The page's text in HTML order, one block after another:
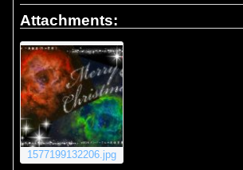
Attachments:
1577199132206.jpg